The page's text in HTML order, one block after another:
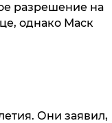
разрешение на
однако Маск
Они заявил,